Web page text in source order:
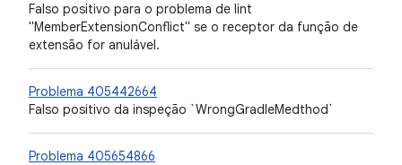
Falso positivo para o problema de lint
"MemberExtensionConflict" se o receptor da função de
extensão for anulável.
Problema 405442664
Falso positivo da inspeção `WrongGradleMedthod`
Problema 405654866